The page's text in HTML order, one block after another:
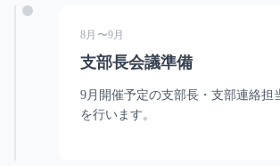
8月〜9月
支部長会議準備
9月開催予定の支部長・支部連絡担
を行います。